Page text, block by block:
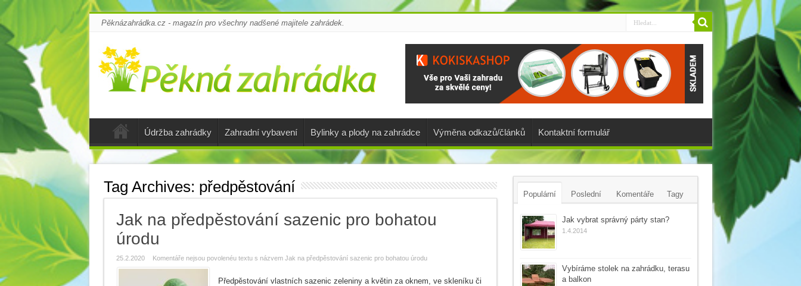
Pěknázahrádka.cz - magazín pro všechny nadšené majitele zahrádek.
Údržba zahrádky Zahradní vybavení Bylinky a plody na zahrádce Výměna odkazů/článků Kontaktní formulář
Tag Archives: předpěstování
Jak na předpěstování sazenic pro bohatou
úrodu
25.2.2020 Komentáře nejsou povolenéu textu s názvem Jak na předpěstování sazenic pro bohatou úrodu
Předpěstování vlastních sazenic zeleniny a květin za oknem, ve skleníku či
Populární Poslední Komentáře Tagy
Jak vybrat správný párty stan?
1.4.2014
Vybíráme stolek na zahrádku, terasu
a balkon